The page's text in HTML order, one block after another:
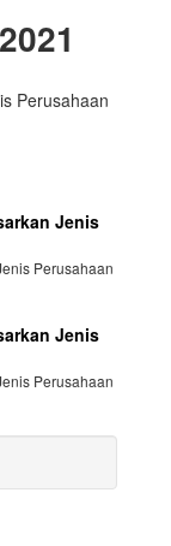
Perusahaan
Jenis
Perusahaan
Jenis
Perusahaan